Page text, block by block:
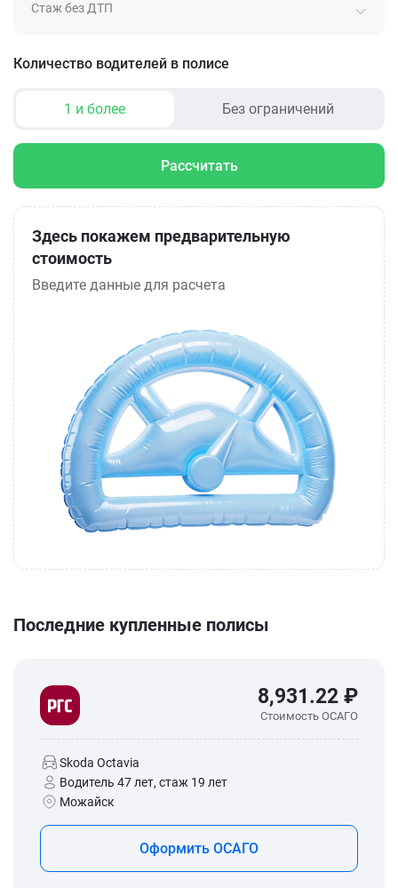
Стаж без ДТП
Количество водителей в полисе
1 и более Без ограничений
Рассчитать
Здесь покажем предварительную
стоимость
Введите данные для расчета
Последние купленные полисы
8,931.22 ₽
Стоимость ОСАГО
Skoda Octavia
Водитель 47 лет, стаж 19 лет
Можайск
Оформить ОСАГО